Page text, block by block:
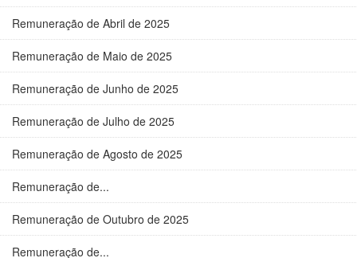
Remuneração de Abril de 2025
Remuneração de Maio de 2025
Remuneração de Junho de 2025
Remuneração de Julho de 2025
Remuneração de Agosto de 2025
Remuneração de...
Remuneração de Outubro de 2025
Remuneração de...